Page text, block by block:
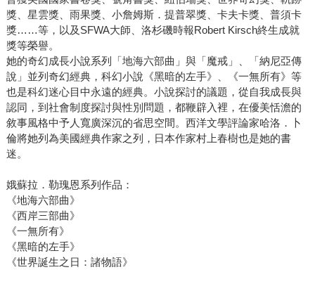
獎、星雲獎、雨果獎、小詹姆斯．提普翠獎、卡夫卡獎、普須卡
獎……等，以及SFWA大師、洛杉磯時報Robert Kirsch終生成就
獎等榮譽。
她的奇幻成長小說系列「地海六部曲」與「魔戒」、「納尼亞傳
說」並列奇幻經典，科幻小說《黑暗的左手》、《一無所有》等
也是科幻迷心目中永遠的經典。小說探討的議題，從自我成長與
認同，到社會制度探討與性別問題，都鞭辟入裡，在優美恬澹的
敘事風格中予人寬廣深沉的省思空間。西洋文學評論家哈洛．卜
倫將她列為美國經典作家之列，日本作家村上春樹也是她的書
迷。
娥蘇拉．勒瑰恩系列作品：
《地海六部曲》
《西岸三部曲》
《一無所有》
《黑暗的左手》
《世界誕生之日：諸物語》